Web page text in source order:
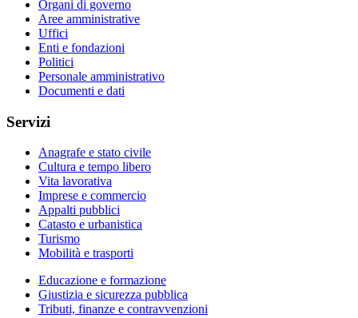
Organi di governo
Aree amministrative
Uffici
Enti e fondazioni
Politici
Personale amministrativo
Documenti e dati
Servizi
Anagrafe e stato civile
Cultura e tempo libero
Vita lavorativa
Imprese e commercio
Appalti pubblici
Catasto e urbanistica
Turismo
Mobilità e trasporti
Educazione e formazione
Giustizia e sicurezza pubblica
Tributi, finanze e contravvenzioni